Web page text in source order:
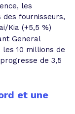
les
fournisseurs,
Kia (+5,5 %)
General
les 10 millions de
de 3,5
et une